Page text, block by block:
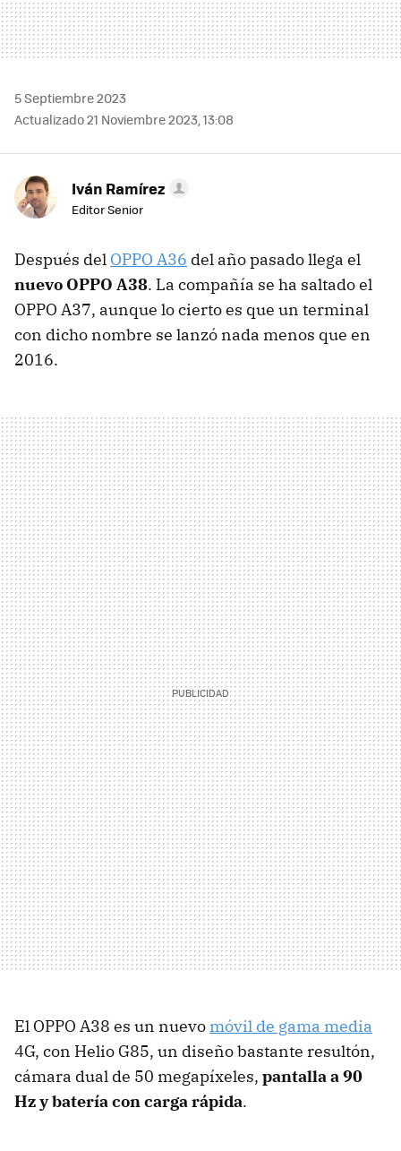
5 Septiembre 2023
Actualizado 21 Noviembre 2023, 13:08
Iván Ramírez
Editor Senior
Después del OPPO A36 del año pasado llega el
nuevo OPPO A38. La compañía se ha saltado el
OPPO A37, aunque lo cierto es que un terminal
con dicho nombre se lanzó nada menos que en
2016.
El OPPO A38 es un nuevo móvil de gama media
4G, con Helio G85, un diseño bastante resultón,
cámara dual de 50 megapíxeles, pantalla a 90
Hz y batería con carga rápida.